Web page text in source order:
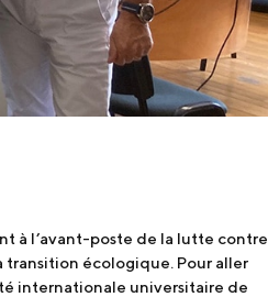
à l’avant-poste de la lutte contre
écologique. Pour aller
internationale universitaire de